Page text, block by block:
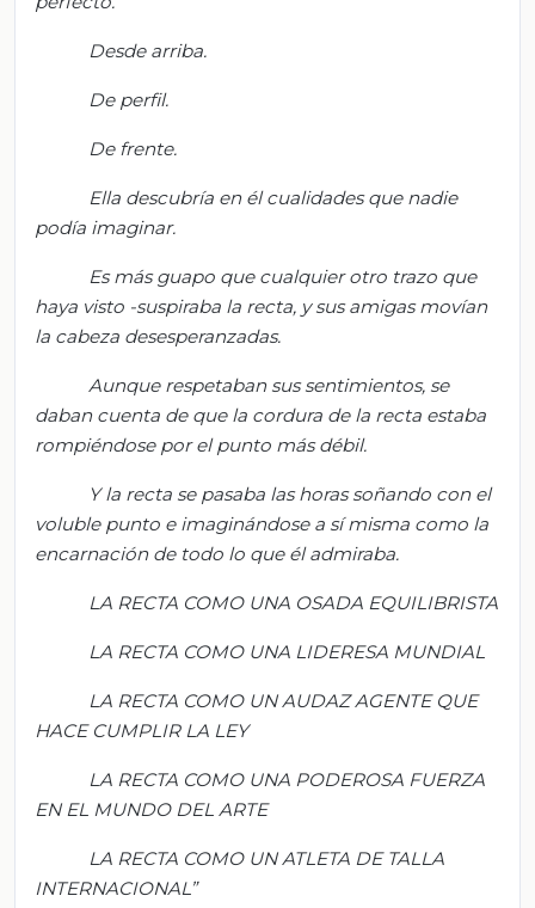
Desde arriba.
De perfil.
De frente.
Ella descubría en él cualidades que nadie
podía imaginar.
Es más guapo que cualquier otro trazo que
haya visto -suspiraba la recta, y sus amigas movían
la cabeza desesperanzadas.
Aunque respetaban sus sentimientos, se
daban cuenta de que la cordura de la recta estaba
rompiéndose por el punto más débil.
Y la recta se pasaba las horas soñando con el
voluble punto e imaginándose a sí misma como la
encarnación de todo lo que él admiraba.
LA RECTA COMO UNA OSADA EQUILIBRISTA
LA RECTA COMO UNA LIDERESA MUNDIAL
LA RECTA COMO UN AUDAZ AGENTE QUE
HACE CUMPLIR LA LEY
LA RECTA COMO UNA PODEROSA FUERZA
EN EL MUNDO DEL ARTE
LA RECTA COMO UN ATLETA DE TALLA
INTERNACIONAL”